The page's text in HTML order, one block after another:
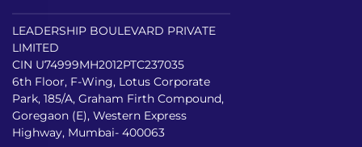
LEADERSHIP BOULEVARD PRIVATE
LIMITED
CIN U74999MH2012PTC237035
6th Floor, F-Wing, Lotus Corporate
Park, 185/A, Graham Firth Compound,
Goregaon (E), Western Express
Highway, Mumbai- 400063